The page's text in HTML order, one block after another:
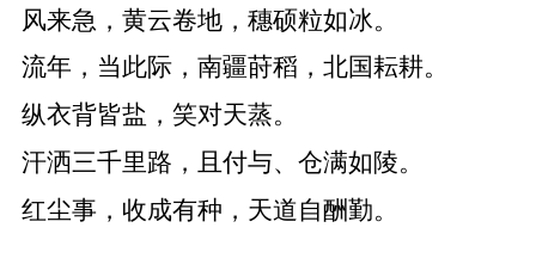
风来急，黄云卷地，穗硕粒如冰。
流年，当此际，南疆莳稻，北国耘耕。
纵衣背皆盐，笑对天蒸。
汗洒三千里路，且付与、仓满如陵。
红尘事，收成有种，天道自酬勤。